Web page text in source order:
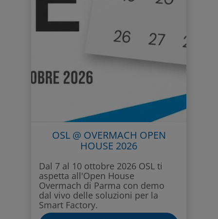
OSL @ OVERMACH OPEN
HOUSE 2026
Dal 7 al 10 ottobre 2026 OSL ti
aspetta all'Open House
Overmach di Parma con demo
dal vivo delle soluzioni per la
Smart Factory.